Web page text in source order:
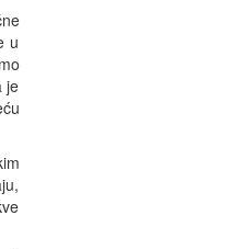
u
je